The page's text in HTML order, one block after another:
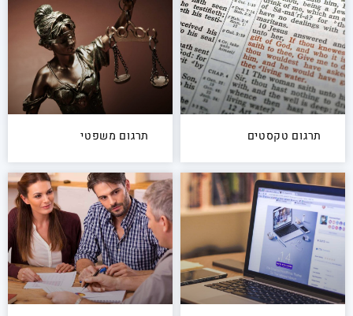
תרגום טקסטים תרגום משפטי